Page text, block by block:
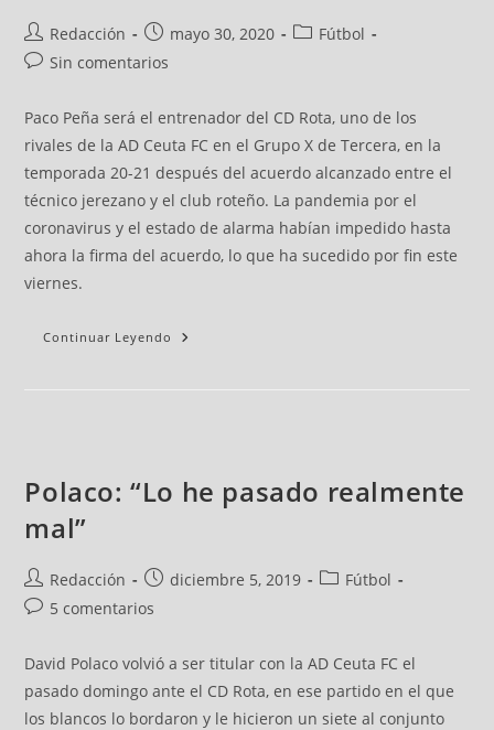
Redacción mayo 30, 2020
Fútbol
Sin comentarios
Paco Peña será el entrenador del CD Rota, uno de los
rivales de la AD Ceuta FC en el Grupo X de Tercera, en la
temporada 20-21 después del acuerdo alcanzado entre el
técnico jerezano y el club roteño. La pandemia por el
coronavirus y el estado de alarma habían impedido hasta
ahora la firma del acuerdo, lo que ha sucedido por fin este
viernes.
Continuar Leyendo
Polaco: “Lo he pasado realmente
mal”
Redacción diciembre 5, 2019
Fútbol
5 comentarios
David Polaco volvió a ser titular con la AD Ceuta FC el
pasado domingo ante el CD Rota, en ese partido en el que
los blancos lo bordaron y le hicieron un siete al conjunto